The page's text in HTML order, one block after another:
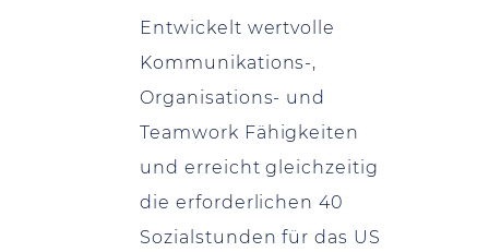
Entwickelt wertvolle
Kommunikations-,
Organisations- und
Teamwork Fähigkeiten
und erreicht gleichzeitig
die erforderlichen 40
Sozialstunden für das US